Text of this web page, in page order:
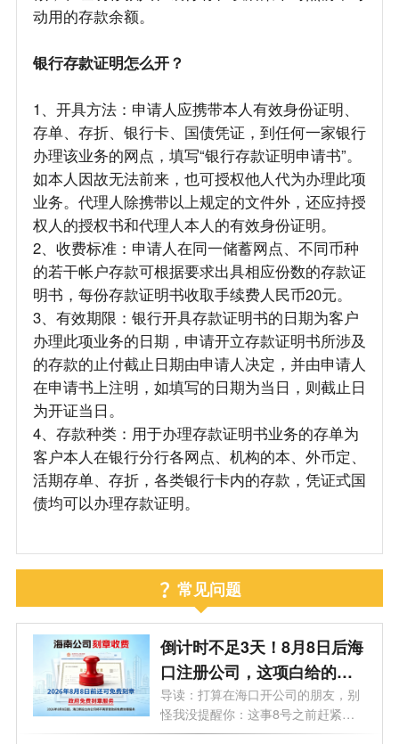
动用的存款余额。
银行存款证明怎么开？
1、开具方法：申请人应携带本人有效身份证明、
存单、存折、银行卡、国债凭证，到任何一家银行
办理该业务的网点，填写“银行存款证明申请书”。
如本人因故无法前来，也可授权他人代为办理此项
业务。代理人除携带以上规定的文件外，还应持授
权人的授权书和代理人本人的有效身份证明。
2、收费标准：申请人在同一储蓄网点、不同币种
的若干帐户存款可根据要求出具相应份数的存款证
明书，每份存款证明书收取手续费人民币20元。
3、有效期限：银行开具存款证明书的日期为客户
办理此项业务的日期，申请开立存款证明书所涉及
的存款的止付截止日期由申请人决定，并由申请人
在申请书上注明，如填写的日期为当日，则截止日
为开证当日。
4、存款种类：用于办理存款证明书业务的存单为
客户本人在银行分行各网点、机构的本、外币定、
活期存单、存折，各类银行卡内的存款，凭证式国
债均可以办理存款证明。
常见问题
倒计时不足3天！8月8日后海
口注册公司，这项白给的福
利永远没了
导读：打算在海口开公司的朋友，别
怪我没提醒你：这事8号之前赶紧
办！倒...